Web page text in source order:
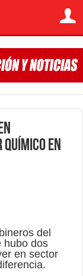
en
del
hubo dos
en sector